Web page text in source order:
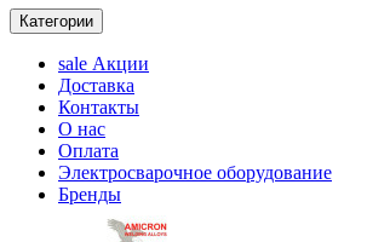
Категории
sale Акции
Доставка
Контакты
О нас
Оплата
Электросварочное оборудование
Бренды